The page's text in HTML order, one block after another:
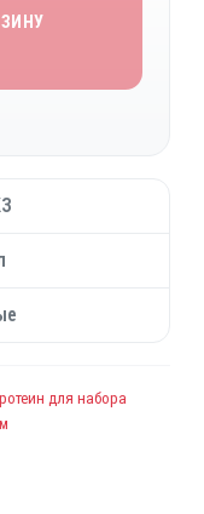
для набора